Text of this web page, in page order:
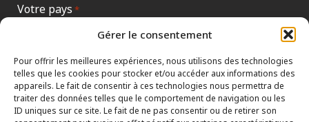
Gérer le consentement
Pour offrir les meilleures expériences, nous utilisons des technologies
telles que les cookies pour stocker et/ou accéder aux informations des
appareils. Le fait de consentir à ces technologies nous permettra de
traiter des données telles que le comportement de navigation ou les
ID uniques sur ce site. Le fait de ne pas consentir ou de retirer son
Votre pays *